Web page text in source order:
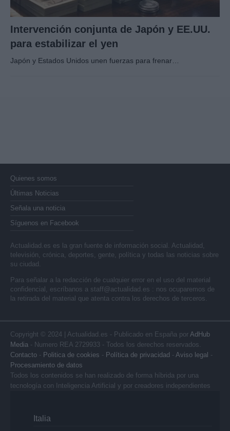
Intervención conjunta de Japón y EE.UU.
para estabilizar el yen
Japón y Estados Unidos unen fuerzas para frenar…
Quienes somos
Últimas Noticias
Señala una noticia
Síguenos en Facebook
Actualidad.es es la gran fuente de información social. Actualidad,
televisión, crónica, deportes, gente, política y todas las noticias sobre
su ciudad.
Para señalar a la redacción de cualquier error en el uso del material
confidencial, escríbanos a staff@actualidad.es : nos ocuparemos de
la retirada del material que atenta contra los derechos de terceros.
Copyright © 2024 | Actualidad.es - Publicado en España por AdHub
Media - Numero REA 2729933 - Todos los derechos reservados.
Contacto - Politica de cookies - Política de privacidad - Aviso legal -
Procesamiento de datos
Todos los contenidos se han realizado de forma híbrida por una
tecnología con Inteligencia Artificial y por creadores independientes
Italia